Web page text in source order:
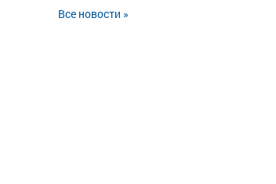
Все новости »